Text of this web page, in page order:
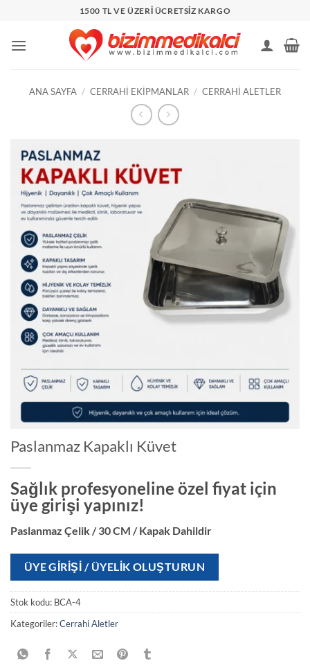
1500 TL VE ÜZERİ ÜCRETSİZ KARGO
ANA SAYFA / CERRAHI EKIPMANLAR / CERRAHI ALETLER
Paslanmaz Kapaklı Küvet
Sağlık profesyoneline özel fiyat için
üye girişi yapınız!
Paslanmaz Çelik / 30 CM / Kapak Dahildir
ÜYE GIRIŞI / ÜYELIK OLUŞTURUN
Stok kodu: BCA-4
Kategoriler:Cerrahi Aletler